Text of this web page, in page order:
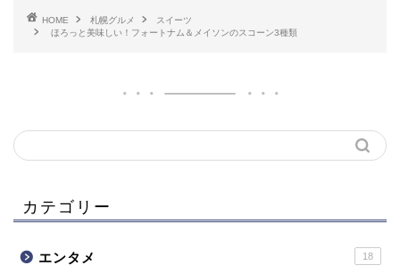
HOME 札幌グルメ
スイーツ
ほろっと美味しい！フォートナム＆メイソンのスコーン3種類
カテゴリー
エンタメ 18